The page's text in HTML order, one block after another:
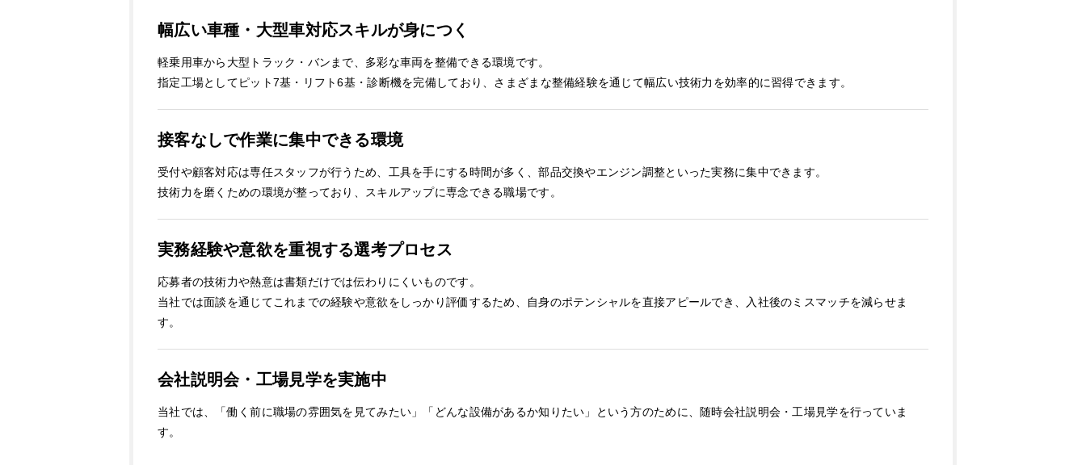
幅広い車種・大型車対応スキルが身につく
軽乗用車から大型トラック・バンまで、多彩な車両を整備できる環境です。
指定工場としてピット7基・リフト6基・診断機を完備しており、さまざまな整備経験を通じて幅広い技術力を効率的に習得できます。
接客なしで作業に集中できる環境
受付や顧客対応は専任スタッフが行うため、工具を手にする時間が多く、部品交換やエンジン調整といった実務に集中できます。
技術力を磨くための環境が整っており、スキルアップに専念できる職場です。
実務経験や意欲を重視する選考プロセス
応募者の技術力や熱意は書類だけでは伝わりにくいものです。
当社では面談を通じてこれまでの経験や意欲をしっかり評価するため、自身のポテンシャルを直接アピールでき、入社後のミスマッチを減らせま
す。
会社説明会・工場見学を実施中
当社では、「働く前に職場の雰囲気を見てみたい」「どんな設備があるか知りたい」という方のために、随時会社説明会・工場見学を行っていま
す。